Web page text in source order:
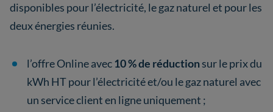
disponibles pour l’électricité, le gaz naturel et pour les
deux énergies réunies.
l’offre Online avec10 % de réductionsur le prix du
kWh HT pour l’électricité et/ou le gaz naturel avec
un service client en ligne uniquement ;